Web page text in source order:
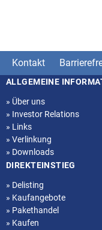
Kontakt
Seitenstruktur
ALLGEMEINE
» Über uns
» Investor Relations
» Links
» Verlinkung
» Downloads
DIREKTEINSTIEG
» Delisting
» Kaufangebote
» Pakethandel
» Kaufen